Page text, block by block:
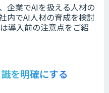
企業でAIを扱える人材の
内でAI人材の育成を検討
導入前の注意点をご紹
を明確にする